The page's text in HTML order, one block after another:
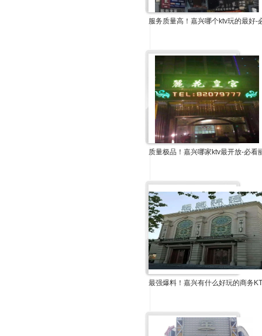
服务质量高！嘉兴哪个ktv玩的最好-
质量极品！嘉兴哪家ktv最开放-必看
最强爆料！嘉兴有什么好玩的商务